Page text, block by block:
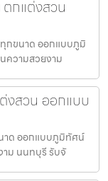
กแต่งสวน
กขนาด ออกแบบภูมิ
ความสวยงาม
งสวน ออกแบบ
าด ออกแบบภูมิทัศน์
าม นนทบุรี รับจั